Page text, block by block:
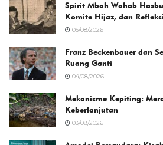
Spirit Mbah Wahab
Komite Hijaz, dan
05/08/2026
Franz Beckenbauer dan
Ruang Ganti
04/08/2026
Mekanisme Kepiting:
Keberlanjutan
03/08/2026